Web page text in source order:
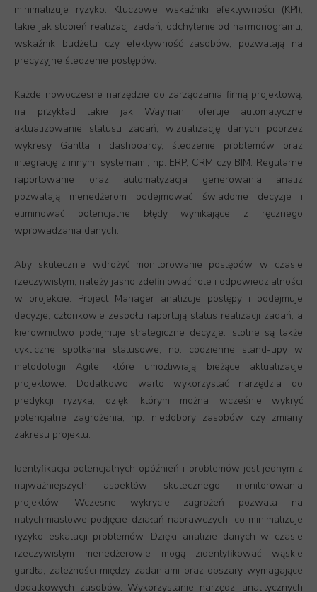
minimalizuje ryzyko. Kluczowe wskaźniki efektywności (KPI),
takie jak stopień realizacji zadań, odchylenie od harmonogramu,
wskaźnik budżetu czy efektywność zasobów, pozwalają na
precyzyjne śledzenie postępów.
Każde nowoczesne narzędzie do zarządzania firmą projektową,
na przykład takie jak Wayman, oferuje automatyczne
aktualizowanie statusu zadań, wizualizację danych poprzez
wykresy Gantta i dashboardy, śledzenie problemów oraz
integrację z innymi systemami, np. ERP, CRM czy BIM. Regularne
raportowanie oraz automatyzacja generowania analiz
pozwalają menedżerom podejmować świadome decyzje i
eliminować potencjalne błędy wynikające z ręcznego
wprowadzania danych.
Aby skutecznie wdrożyć monitorowanie postępów w czasie
rzeczywistym, należy jasno zdefiniować role i odpowiedzialności
w projekcie. Project Manager analizuje postępy i podejmuje
decyzje, członkowie zespołu raportują status realizacji zadań, a
kierownictwo podejmuje strategiczne decyzje. Istotne są także
cykliczne spotkania statusowe, np. codzienne stand-upy w
metodologii Agile, które umożliwiają bieżące aktualizacje
projektowe. Dodatkowo warto wykorzystać narzędzia do
predykcji ryzyka, dzięki którym można wcześnie wykryć
potencjalne zagrożenia, np. niedobory zasobów czy zmiany
zakresu projektu.
Identyfikacja potencjalnych opóźnień i problemów jest jednym z
najważniejszych aspektów skutecznego monitorowania
projektów. Wczesne wykrycie zagrożeń pozwala na
natychmiastowe podjęcie działań naprawczych, co minimalizuje
ryzyko eskalacji problemów. Dzięki analizie danych w czasie
rzeczywistym menedżerowie mogą zidentyfikować wąskie
gardła, zależności między zadaniami oraz obszary wymagające
dodatkowych zasobów. Wykorzystanie narzędzi analitycznych